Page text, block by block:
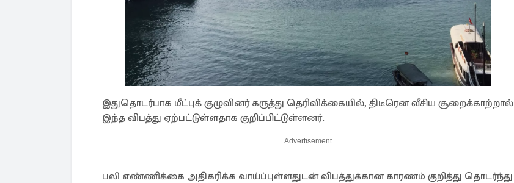
இதுதொடர்பாக மீட்புக் குழுவினர் கருத்து தெரிவிக்கையில், திடீரென வீசிய சூறைக்காற்றால்
இந்த விபத்து ஏற்பட்டுள்ளதாக குறிப்பிட்டுள்ளனர்.
Advertisement
பலி எண்ணிக்கை அதிகரிக்க வாய்ப்புள்ளதுடன் விபத்துக்கான காரணம் குறித்து தொடர்ந்து